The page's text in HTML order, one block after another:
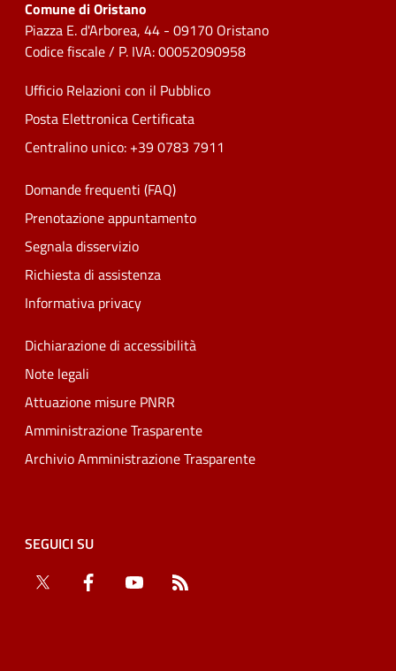
Comune di Oristano
Piazza E. d'Arborea, 44 - 09170 Oristano
Codice fiscale / P. IVA: 00052090958
Ufficio Relazioni con il Pubblico
Posta Elettronica Certificata
Centralino unico: +39 0783 7911
Domande frequenti (FAQ)
Prenotazione appuntamento
Segnala disservizio
Richiesta di assistenza
Informativa privacy
Dichiarazione di accessibilità
Note legali
Attuazione misure PNRR
Amministrazione Trasparente
Archivio Amministrazione Trasparente
SEGUICI SU
Twitter
Facebook YouTube